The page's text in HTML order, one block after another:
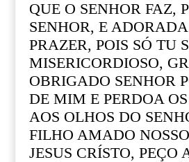
QUE O SENHOR FAZ,
SENHOR, E
PRAZER, POIS SÓ TU
MISERICORDIOSO,
OBRIGADO SENHOR
DE MIM E PERDOA
AOS OLHOS DO
FILHO AMADO
JESUS CRÍSTO,